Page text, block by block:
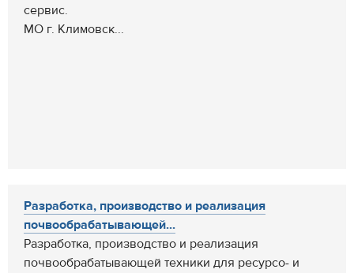
сервис.
МО г. Климовск...
Разработка, производство и реализация
почвообрабатывающей...
Разработка, производство и реализация
почвообрабатывающей техники для ресурсо- и